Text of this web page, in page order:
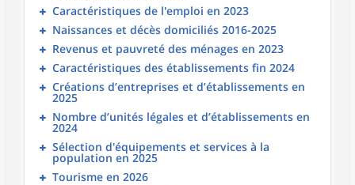
Caractéristiques de l'emploi en 2023
Naissances et décès domiciliés 2016-2025
Revenus et pauvreté des ménages en 2023
Caractéristiques des établissements fin 2024
Créations d’entreprises et d’établissements en
2025
Nombre d’unités légales et d’établissements en
2024
Sélection d'équipements et services à la
population en 2025
Tourisme en 2026